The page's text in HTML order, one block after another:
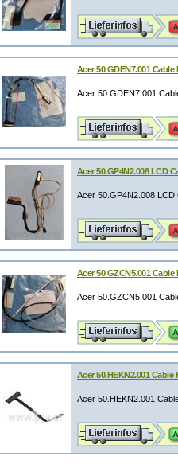
Acer 50.GDEN7.001 Cable
Acer 50.GDEN7.001
Acer 50.GP4N2.008 LCD
Acer 50.GP4N2.008 LCD
Acer 50.GZCN5.001
Acer 50.GZCN5.001
Acer 50.HEKN2.001 Cable
Acer 50.HEKN2.001